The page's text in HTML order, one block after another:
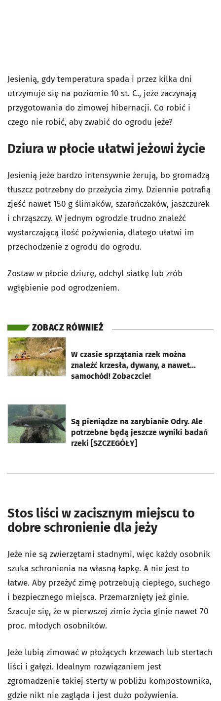
Jesienią, gdy temperatura spada i przez kilka dni
utrzymuje się na poziomie 10 st. C., jeże zaczynają
przygotowania do zimowej hibernacji. Co robić i
czego nie robić, aby zwabić do ogrodu jeże?
Dziura w płocie ułatwi jeżowi życie
Jesienią jeże bardzo intensywnie żerują, bo gromadzą
tłuszcz potrzebny do przeżycia zimy. Dziennie potrafią
zjeść nawet 150 g ślimaków, szarańczaków, jaszczurek
i chrząszczy. W jednym ogrodzie trudno znaleźć
wystarczającą ilość pożywienia, dlatego ułatwi im
przechodzenie z ogrodu do ogrodu.
Zostaw w płocie dziurę, odchyl siatkę lub zrób
wgłębienie pod ogrodzeniem.
ZOBACZ RÓWNIEŻ
W czasie sprzątania rzek można
znaleźć krzesła, dywany, a nawet...
samochód! Zobaczcie!
otworzy się w nowej karcie
Są pieniądze na zarybianie Odry. Ale
potrzebne będą jeszcze wyniki badań
rzeki [SZCZEGÓŁY]
otworzy się w nowej karcie
Stos liści w zacisznym miejscu to
dobre schronienie dla jeży
Jeże nie są zwierzętami stadnymi, więc każdy osobnik
szuka schronienia na własną łapkę. A nie jest to
łatwe. Aby przeżyć zimę potrzebują ciepłego, suchego
i bezpiecznego miejsca. Przemarznięty jeż ginie.
Szacuje się, że w pierwszej zimie życia ginie nawet 70
proc. młodych osobników.
Jeże lubią zimować w płożących krzewach lub stertach
liści i gałęzi. Idealnym rozwiązaniem jest
zgromadzenie takiej sterty w pobliżu kompostownika,
gdzie nikt nie zagląda i jest dużo pożywienia.